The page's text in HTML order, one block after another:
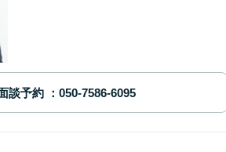
談予約